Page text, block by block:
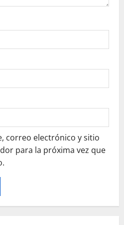
correo electrónico y sitio
para la próxima vez que